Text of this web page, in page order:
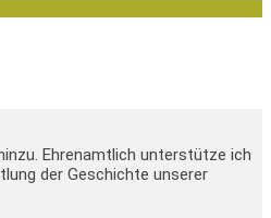
Ehrenamtlich unterstütze ich
der Geschichte unserer